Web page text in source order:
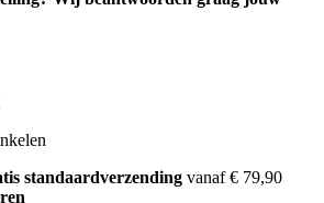
standaardverzending vanaf € 79,90